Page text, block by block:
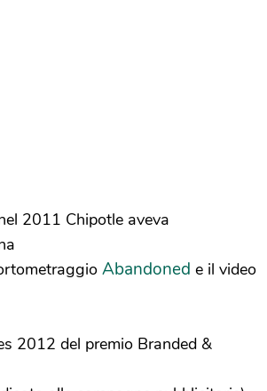
2011 Chipotle aveva
Abandoned e il video
2012 del premio Branded &